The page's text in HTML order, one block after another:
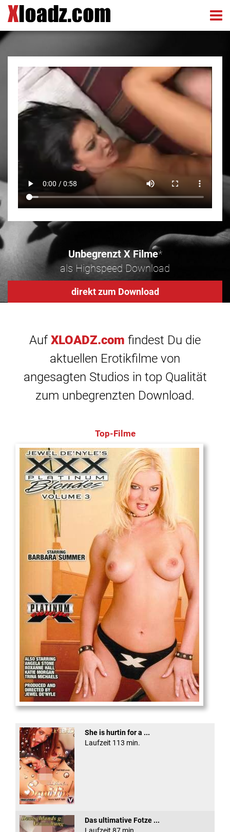
Unbegrenzt X Filme*
als Highspeed Download
direkt zum Download
Auf XLOADZ.com findest Du die
aktuellen Erotikfilme von
angesagten Studios in top Qualität
zum unbegrenzten Download.
Top-Filme
XXX Platinum Blondes #3
She is hurtin for a ...
Laufzeit 113 min.
Das ultimative Fotze ...
Laufzeit 87 min.